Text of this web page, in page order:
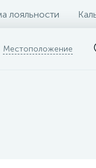
лояльности
Местоположение